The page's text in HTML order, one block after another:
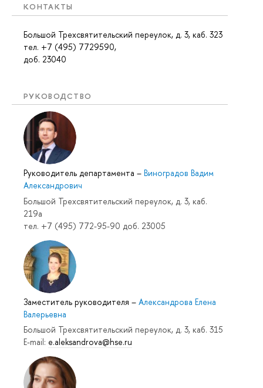
КОНТАКТЫ
Большой Трехсвятительский переулок, д. 3, каб. 323
тел. +7 (495) 7729590,
доб. 23040
РУКОВОДСТВО
Руководитель департамента – Виноградов Вадим
Александрович
Большой Трехсвятительский переулок, д. 3, каб.
219a
тел. +7 (495) 772-95-90 доб. 23005
Заместитель руководителя – Александрова Елена
Валерьевна
Большой Трехсвятительский переулок, д. 3, каб. 315
E-mail: e.aleksandrova@hse.ru